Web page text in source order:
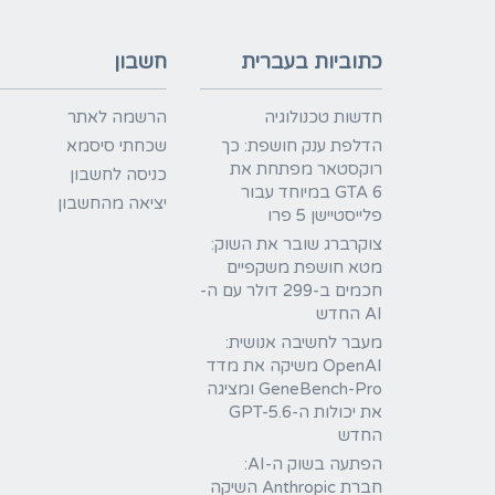
כתוביות בעברית
חדשות טכנולוגיה
הדלפת ענק חושפת: כך
רוקסטאר מפתחת את
GTA 6 במיוחד עבור
פלייסטיישן 5 פרו
צוקרברג שובר את השוק:
מטא חושפת משקפיים
חכמים ב-299 דולר עם ה-
AI החדש
מעבר לחשיבה אנושית:
OpenAI משיקה את מדד
GeneBench-Pro ומציגה
את יכולות ה-GPT-5.6
החדש
הפתעה בשוק ה-AI:
חברת Anthropic השיקה
חשבון
הרשמה לאתר
שכחתי סיסמא
כניסה לחשבון
יציאה מהחשבון